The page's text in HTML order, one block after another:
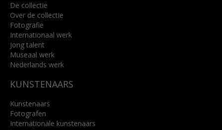
De collectie
Over de collectie
Fotografie
Internationaal werk
Jong talent
Museaal werk
Nederlands werk
KUNSTENAARS
Kunstenaars
Fotografen
Internationale kunstenaars